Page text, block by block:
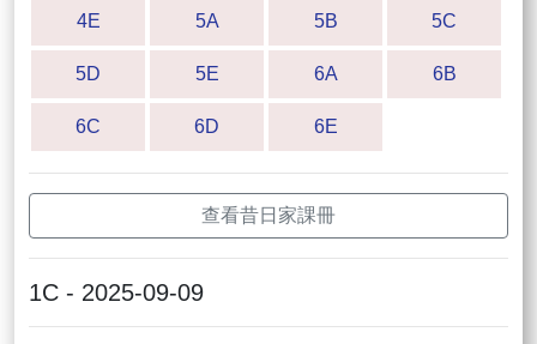
4E 5A 5B 5C
5D 5E 6A 6B
6C 6D 6E
查看昔日家課冊
1C - 2025-09-09